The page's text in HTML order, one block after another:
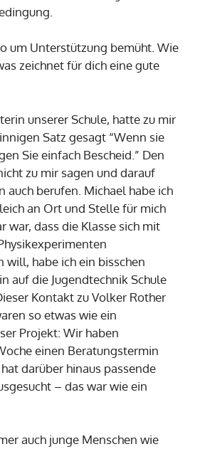
um Unterstützung bemüht. Wie
zeichnet für dich eine gute
unserer Schule, hatte zu mir
Satz gesagt “Wenn sie
Sie einfach Bescheid.” Den
zu mir sagen und darauf
auch berufen. Michael habe ich
an Ort und Stelle für mich
war, dass die Klasse sich mit
will, habe ich ein bisschen
auf die Jugendtechnik Schule
Kontakt zu Volker Rother
so etwas wie ein
Projekt: Wir haben
einen Beratungstermin
darüber hinaus passende
– das war wie ein
auch junge Menschen wie